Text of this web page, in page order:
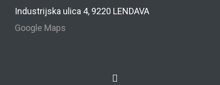
Industrijska ulica 4, 9220 LENDAVA
Google Maps